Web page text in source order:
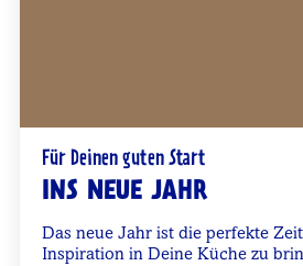
Für Deinen guten Start
INS NEUE JAHR
Das neue Jahr ist die perfekte
Inspiration in Deine Küche zu